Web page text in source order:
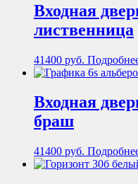
Входная
лиственница
41400 руб.
Входная
браш
41400 руб.